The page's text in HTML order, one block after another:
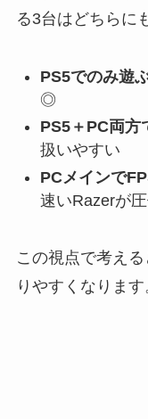
る3台はどちらに
PS5でのみ遊
◎
PS5＋PC両方
扱いやすい
PCメインで
速いRazerが
この視点で考え
りやすくなります